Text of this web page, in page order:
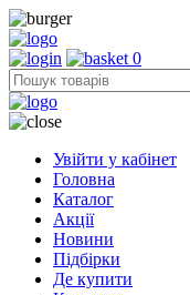
0
Увійти у кабінет
Головна
Каталог
Акції
Новини
Підбірки
Де купити